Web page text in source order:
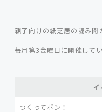
親子向けの紙芝居の読み聞
毎月第3金曜日に開催してい
イ
つくってポン！